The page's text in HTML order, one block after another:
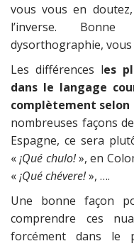
vous vous en
l’inverse.
dysorthographie, vous
Les différences les
dans le langage
complètement selon
nombreuses façons
Espagne, ce sera
«¡Qué chulo!», en
«¡Qué chévere!», ….
Une bonne façon
comprendre ces
forcément dans le